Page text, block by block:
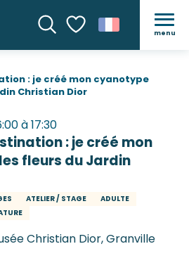
Recherche
Voir les favoris
menu
: je créé mon cyanotype
Christian Dior
à 17:30
: je créé mon
fleurs du Jardin
ATELIER / STAGE
ADULTE
Christian Dior, Granville